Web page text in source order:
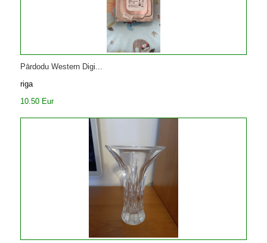
Pārdodu Western Digi...
riga
10.50 Eur